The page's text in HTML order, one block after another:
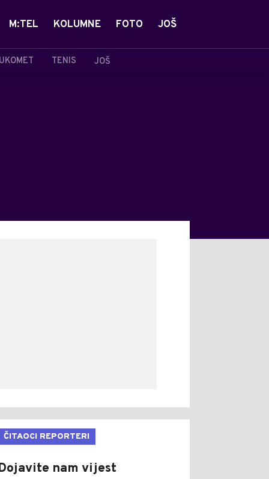
TENIS JOŠ
M:TEL KOLUMNE FOTO JOŠ
ČITAOCI REPORTERI
nam vijest